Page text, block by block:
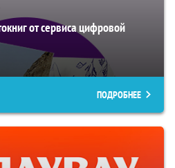
от сервиса цифровой
ПОДРОБНЕЕ